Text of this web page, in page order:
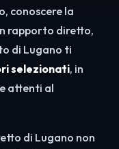
conoscere la
rapporto diretto,
di Lugano ti
selezionati, in
attenti al
di Lugano non